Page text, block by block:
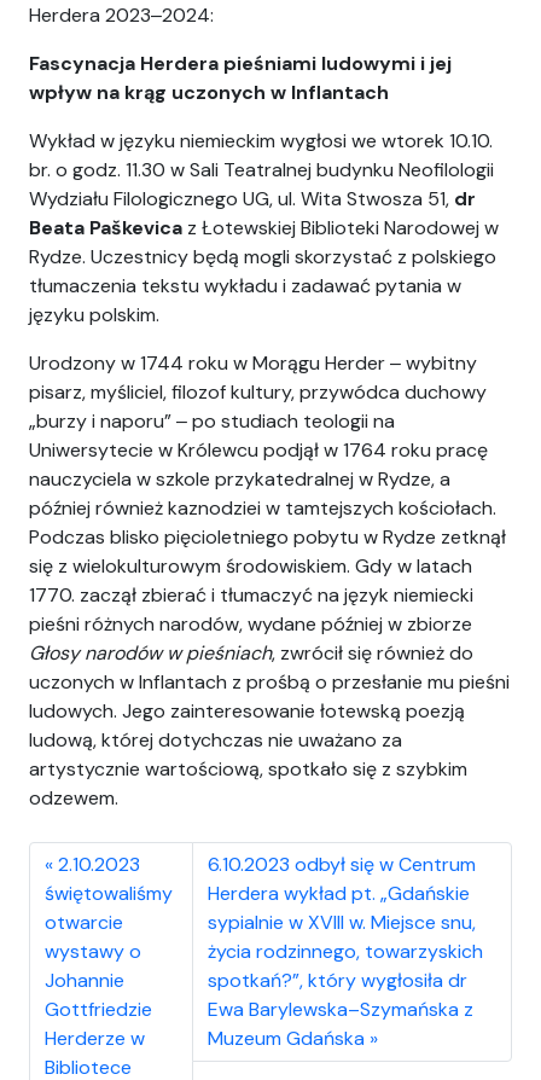
Herdera 2023‒2024:
Fascynacja Herdera pieśniami ludowymi i jej
wpływ na krąg uczonych w Inflantach
Wykład w języku niemieckim wygłosi we wtorek 10.10.
br. o godz. 11.30 w Sali Teatralnej budynku Neofilologii
Wydziału Filologicznego UG, ul. Wita Stwosza 51, dr
Beata Paškevica z Łotewskiej Biblioteki Narodowej w
Rydze. Uczestnicy będą mogli skorzystać z polskiego
tłumaczenia tekstu wykładu i zadawać pytania w
języku polskim.
Urodzony w 1744 roku w Morągu Herder ‒ wybitny
pisarz, myśliciel, filozof kultury, przywódca duchowy
„burzy i naporu” ‒ po studiach teologii na
Uniwersytecie w Królewcu podjął w 1764 roku pracę
nauczyciela w szkole przykatedralnej w Rydze, a
później również kaznodziei w tamtejszych kościołach.
Podczas blisko pięcioletniego pobytu w Rydze zetknął
się z wielokulturowym środowiskiem. Gdy w latach
1770. zaczął zbierać i tłumaczyć na język niemiecki
pieśni różnych narodów, wydane później w zbiorze
Głosy narodów w pieśniach, zwrócił się również do
uczonych w Inflantach z prośbą o przesłanie mu pieśni
ludowych. Jego zainteresowanie łotewską poezją
ludową, której dotychczas nie uważano za
artystycznie wartościową, spotkało się z szybkim
odzewem.
2.10.2023
świętowaliśmy
otwarcie
wystawy o
Johannie
Gottfriedzie
Herderze w
Bibliotece
6.10.2023 odbył się w Centrum
Herdera wykład pt. „Gdańskie
sypialnie w XVIII w. Miejsce snu,
życia rodzinnego, towarzyskich
spotkań?”, który wygłosiła dr
Ewa Barylewska–Szymańska z
Muzeum Gdańska